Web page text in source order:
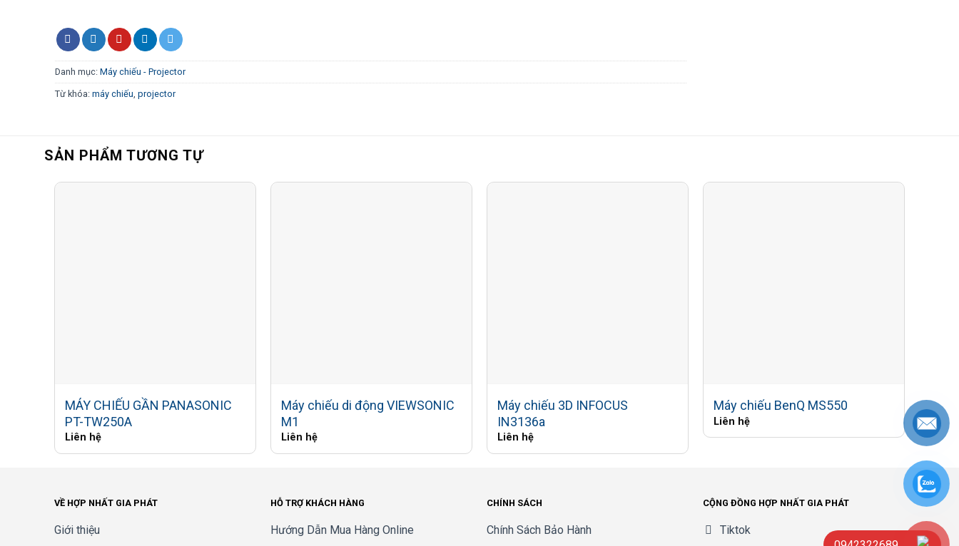
Danh mục: Máy chiếu - Projector
Từ khóa: máy chiếu, projector
SẢN PHẨM TƯƠNG TỰ
MÁY CHIẾU GẦN PANASONIC
PT-TW250A
Liên hệ
Máy chiếu di động VIEWSONIC
M1
Liên hệ
Máy chiếu 3D INFOCUS
IN3136a
Liên hệ
Máy chiếu BenQ MS550
Liên hệ
Máy
Liên
VỀ HỢP NHẤT GIA PHÁT
Giới thiệu
HỖ TRỢ KHÁCH HÀNG
Hướng Dẫn Mua Hàng Online
CHÍNH SÁCH
Chính Sách Bảo Hành
CỘNG ĐỒNG HỢP NHẤT GIA PHÁT
Tiktok